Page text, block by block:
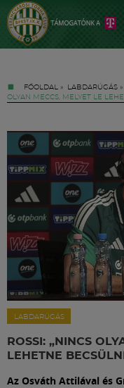
FŐOLDAL » LABDARÚGÁS »
OLYAN MECCS, MELYET LE
LABDARÚGÁS
ROSSI: „NINCS
LEHETNE
Az Osváth Attilával és
Jegyek
FM YouTube +
Hírek
Labdarúgás